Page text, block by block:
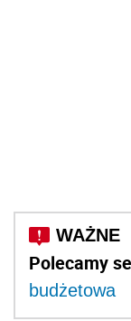
Polecamy
budżetowa